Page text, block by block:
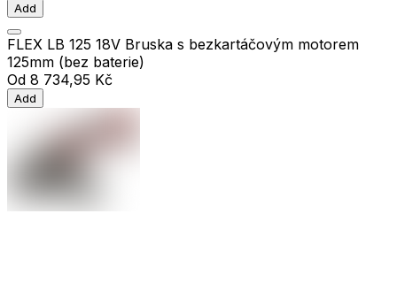
Add
FLEX LB 125 18V Bruska s bezkartáčovým motorem
125mm (bez baterie)
Od 8 734,95 Kč
Add